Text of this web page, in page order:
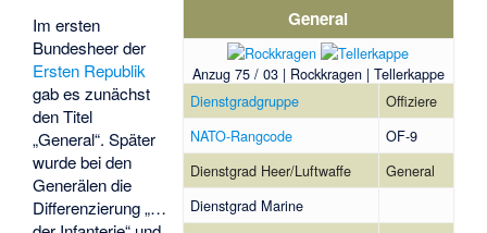
General
Anzug 75 / 03 | Rockkragen | Tellerkappe
Dienstgradgruppe
Offiziere
NATO-Rangcode
OF-9
Dienstgrad Heer/Luftwaffe
General
Dienstgrad Marine
Im ersten
Bundesheer der
Ersten Republik
gab es zunächst
den Titel
„General“. Später
wurde bei den
Generälen die
Differenzierung „…